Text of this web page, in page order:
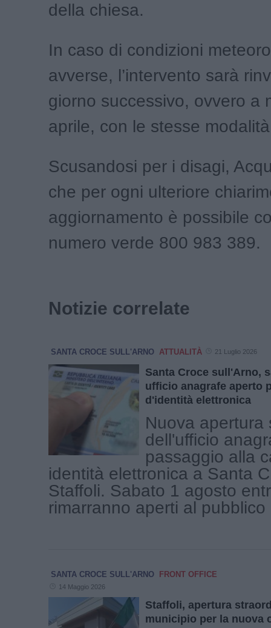
della chiesa.
In caso di condizioni
avverse, l’intervento sarà
giorno successivo, ovvero a
aprile, con le stesse
Scusandosi per i disagi,
che per ogni ulteriore
aggiornamento è possibile
numero verde 800 983 389.
Notizie correlate
SANTA CROCE SULL'ARNO ATTUALITÀ 21 Luglio 2026
Santa Croce sull'Arno,
ufficio anagrafe aperto
d'identità elettronica
Nuova apertura
dell'ufficio
passaggio alla
identità elettronica a Santa
Staffoli. Sabato 1 agosto
rimarranno aperti al
SANTA CROCE SULL'ARNO FRONT OFFICE
14 Maggio 2026
Staffoli, apertura
municipio per la nuova